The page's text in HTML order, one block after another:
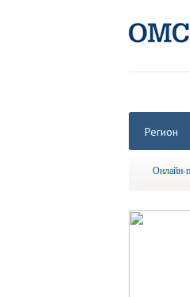
Регион
Онлайн-